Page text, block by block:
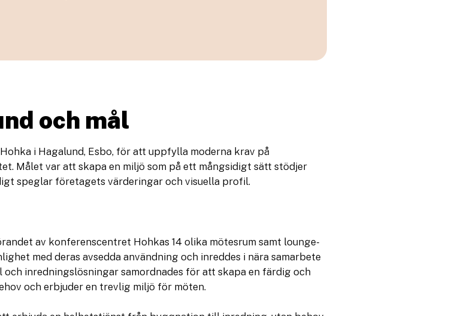
och mål
i Hagalund, Esbo, för att uppfylla moderna krav på
Målet var att skapa en miljö som på ett mångsidigt sätt stödjer
speglar företagets värderingar och visuella profil.
av konferenscentret Hohkas 14 olika mötesrum samt lounge-
med deras avsedda användning och inreddes i nära samarbete
inredningslösningar samordnades för att skapa en färdig och
och erbjuder en trevlig miljö för möten.